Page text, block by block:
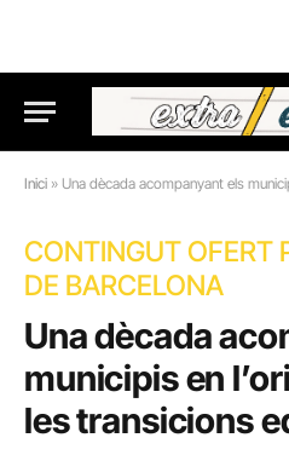
Inici » Una dècada acompanyant els municipis
CONTINGUT OFERT
DE BARCELONA
Una dècada
municipis en
les transicions